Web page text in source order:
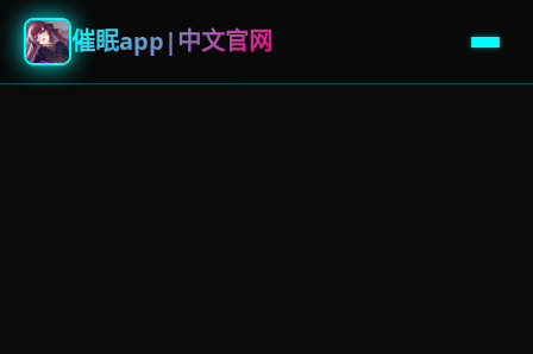
催眠app|中文官网